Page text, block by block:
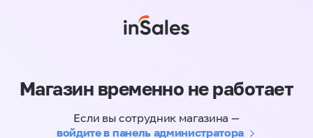
Магазин временно не работает
Если вы сотрудник магазина —
войдите в панель администратора